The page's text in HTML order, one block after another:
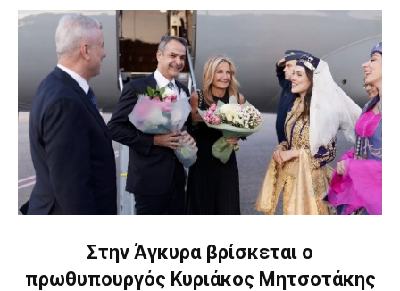
Στην Άγκυρα βρίσκεται ο
πρωθυπουργός Κυριάκος Μητσοτάκης